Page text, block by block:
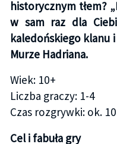
historycznym tłem?
w sam raz dla
kaledońskiego klanu
Murze Hadriana.
Wiek: 10+
Liczba graczy: 1-4
Czas rozgrywki: ok.
Cel i fabuła gry